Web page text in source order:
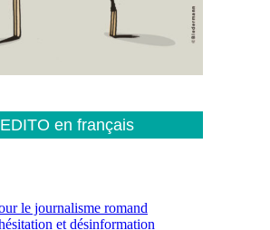
EDITO en français